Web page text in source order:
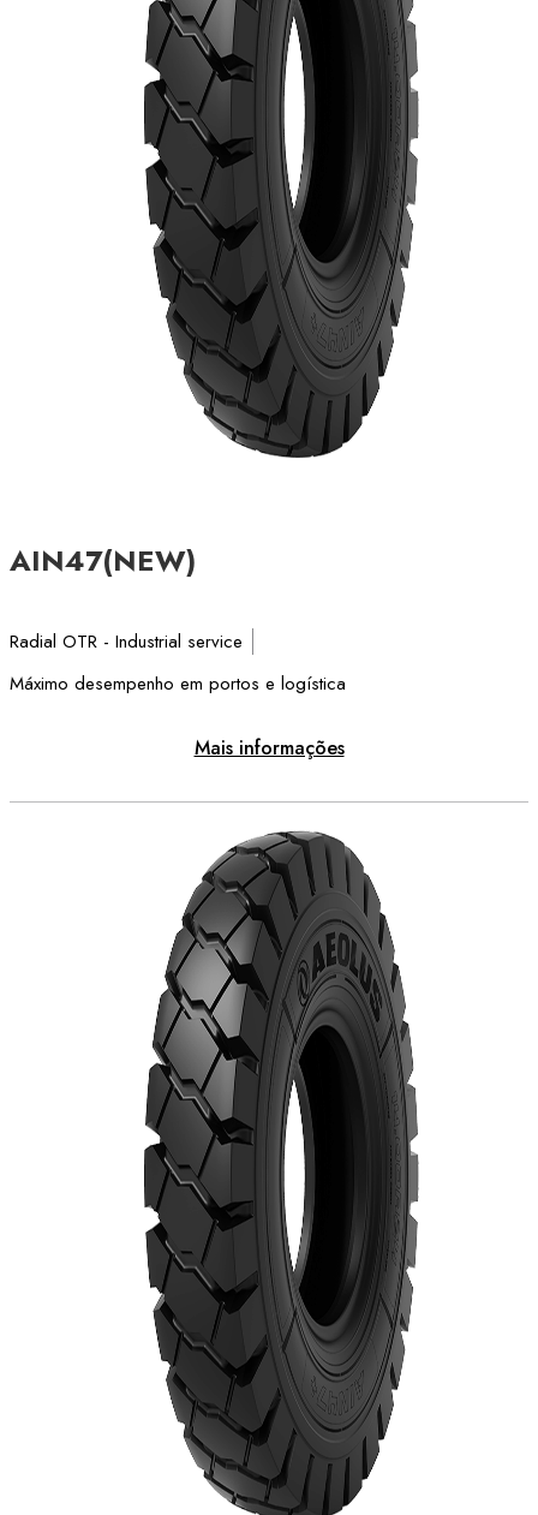
AIN47(NEW)
Radial OTR - Industrial service
Máximo desempenho em portos e logística
Mais informações